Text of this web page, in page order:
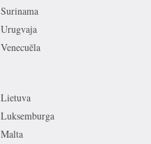
Surinama
Urugvaja
Venecuēla
Lietuva
Luksemburga
Malta